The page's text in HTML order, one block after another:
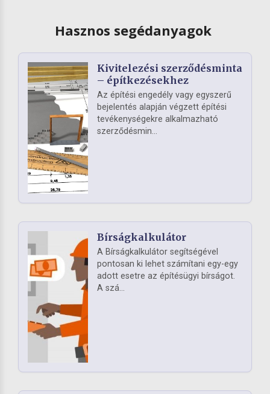
Hasznos segédanyagok
Kivitelezési szerződésminta
– építkezésekhez
Az építési engedély vagy egyszerű
bejelentés alapján végzett építési
tevékenységekre alkalmazható
szerződésmin...
Bírságkalkulátor
A Bírságkalkulátor segítségével
pontosan ki lehet számítani egy-egy
adott esetre az építésügyi bírságot.
A szá...